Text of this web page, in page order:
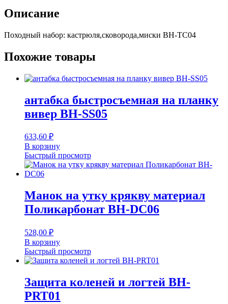
Описание
Походный набор: кастрюля,сковорода,миски BH-TC04
Похожие товары
антабка быстросъемная на планку
вивер BH-SS05
633,60 ₽
В корзину
Быстрый просмотр
Манок на утку крякву материал
Поликарбонат BH-DC06
528,00 ₽
В корзину
Быстрый просмотр
Защита коленей и логтей BH-
PRT01